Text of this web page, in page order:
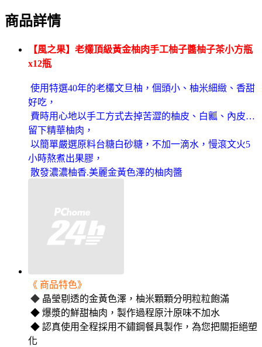
商品詳情
【風之果】老欉頂級黃金柚肉手工柚子醬柚子茶小方瓶
x12瓶
使用特選40年的老欉文旦柚，個頭小、柚米細緻、香甜
好吃，
費時用心地以手工方式去掉苦澀的柚皮、白瓤、內皮…
留下精華柚肉，
以簡單嚴選原料台糖白砂糖，不加一滴水，慢滾文火5
小時熬煮出果膠，
散發濃濃柚香.美麗金黃色澤的柚肉醬
《 商品特色》
◆ 晶瑩剔透的金黃色澤，柚米顆顆分明粒粒飽滿
◆ 爆漿的鮮甜柚肉，製作過程原汁原味不加水
◆ 認真使用全程採用不鏽鋼餐具製作，為您把關拒絕塑
化